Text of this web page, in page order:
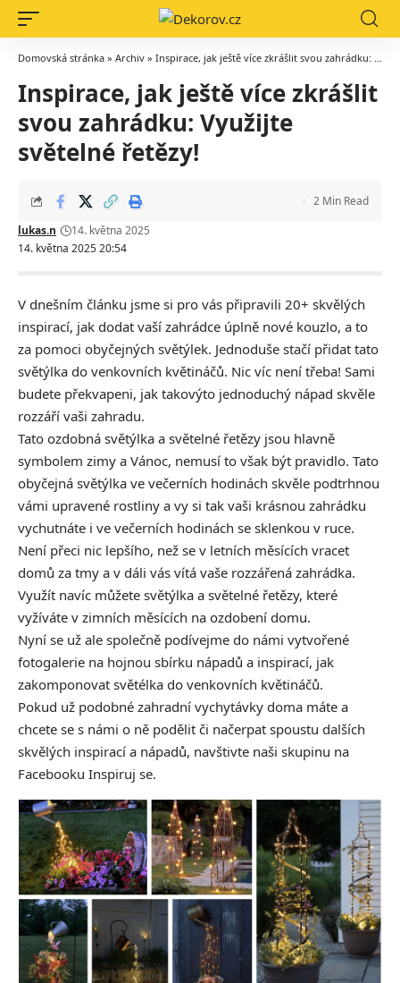
Domovská stránka » Archiv » Inspirace, jak ještě více zkrášlit svou zahrádku: Využijte světelné řetězy!
Inspirace, jak ještě více zkrášlit
svou zahrádku: Využijte
světelné řetězy!
14. května 2025 20:54
lukas.n 14. května 2025
2 Min Read
V dnešním článku jsme si pro vás připravili 20+ skvělých
inspirací, jak dodat vaší zahrádce úplně nové kouzlo, a to
za pomoci obyčejných světýlek. Jednoduše stačí přidat tato
světýlka do venkovních květináčů. Nic víc není třeba! Sami
budete překvapeni, jak takovýto jednoduchý nápad skvěle
rozzáří vaši zahradu.
Tato ozdobná světýlka a světelné řetězy jsou hlavně
symbolem zimy a Vánoc, nemusí to však být pravidlo. Tato
obyčejná světýlka ve večerních hodinách skvěle podtrhnou
vámi upravené rostliny a vy si tak vaši krásnou zahrádku
vychutnáte i ve večerních hodinách se sklenkou v ruce.
Není přeci nic lepšího, než se v letních měsících vracet
domů za tmy a v dáli vás vítá vaše rozzářená zahrádka.
Využít navíc můžete světýlka a světelné řetězy, které
vyžíváte v zimních měsících na ozdobení domu.
Nyní se už ale společně podívejme do námi vytvořené
fotogalerie na hojnou sbírku nápadů a inspirací, jak
zakomponovat světélka do venkovních květináčů.
Pokud už podobné zahradní vychytávky doma máte a
chcete se s námi o ně podělit či načerpat spoustu dalších
skvělých inspirací a nápadů, navštivte naši skupinu na
Facebooku Inspiruj se.